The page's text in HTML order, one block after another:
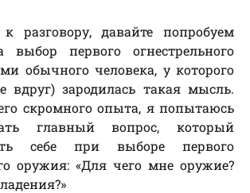
разговору, давайте попробуем
выбор первого огнестрельного
обычного человека, у которого
вдруг) зародилась такая мысль.
скромного опыта, я попытаюсь
главный вопрос, который
себе при выборе первого
оружия: «Для чего мне оружие?